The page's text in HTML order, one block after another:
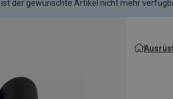
der gewünschte Artikel nicht mehr